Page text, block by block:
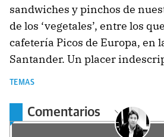
sandwiches y pinchos de
de los ‘vegetales’, entre los
cafetería Picos de Europa, en
Santander. Un placer
TEMAS
Comentarios